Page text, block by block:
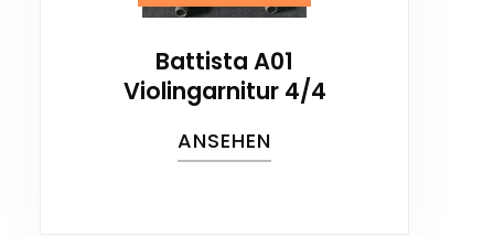
Battista A01
Violingarnitur 4/4
ANSEHEN